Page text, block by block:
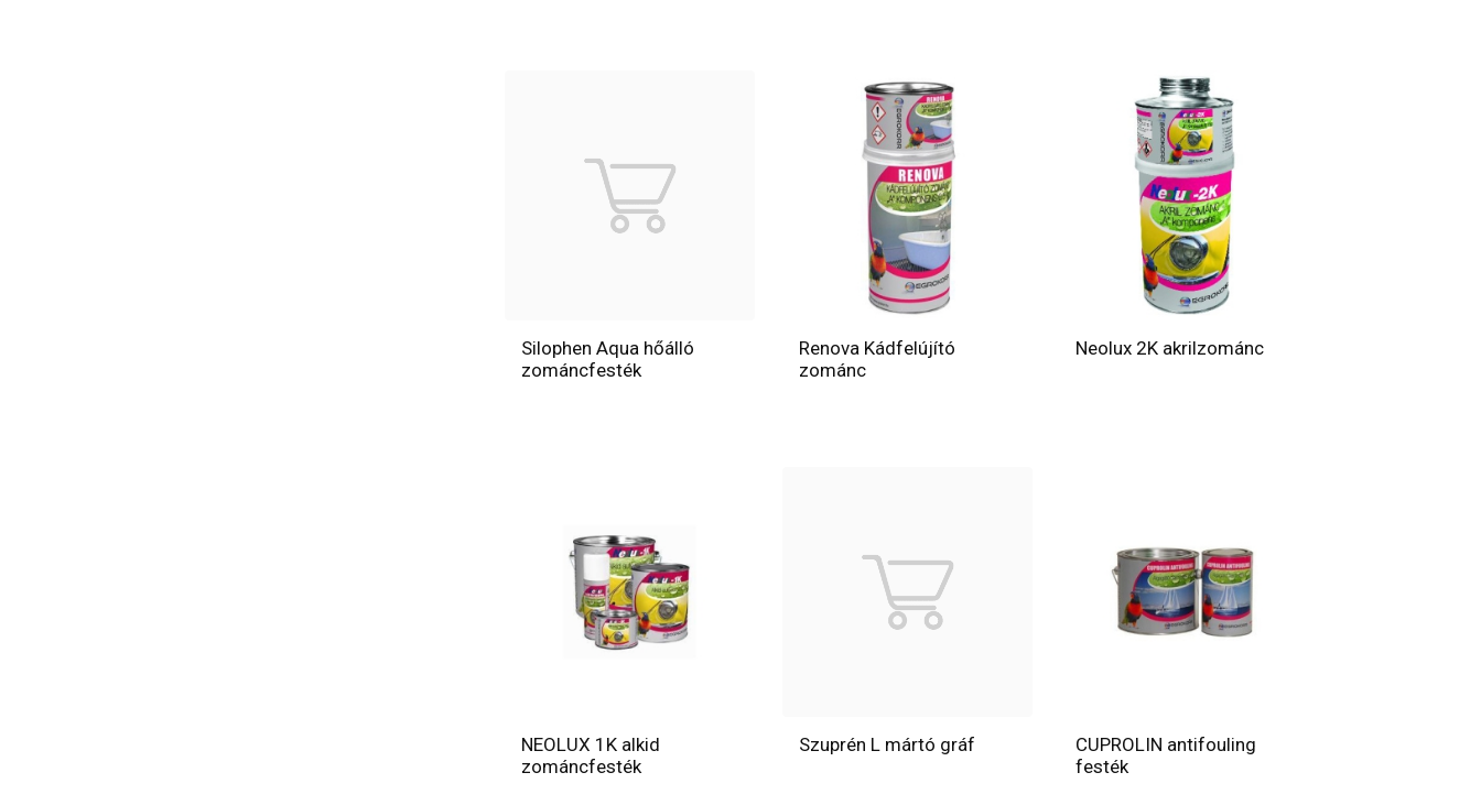
Silophen Aqua hőálló
zománcfesték
Renova Kádfelújító
zománc
Neolux 2K akrilzománc
NEOLUX 1K alkid
zománcfesték
Szuprén L mártó gráf
CUPROLIN antifouling
festék